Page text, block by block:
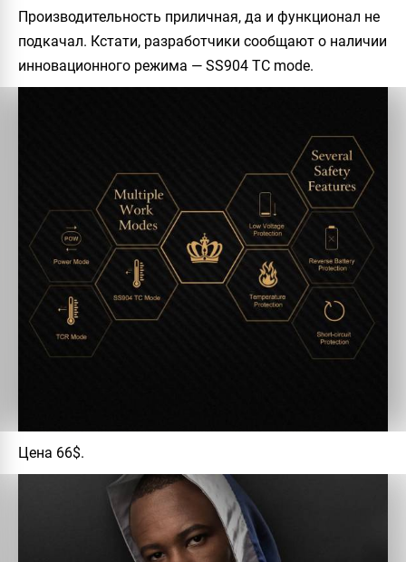
Производительность приличная, да и функционал не
подкачал. Кстати, разработчики сообщают о наличии
инновационного режима — SS904 TC mode.
Цена 66$.